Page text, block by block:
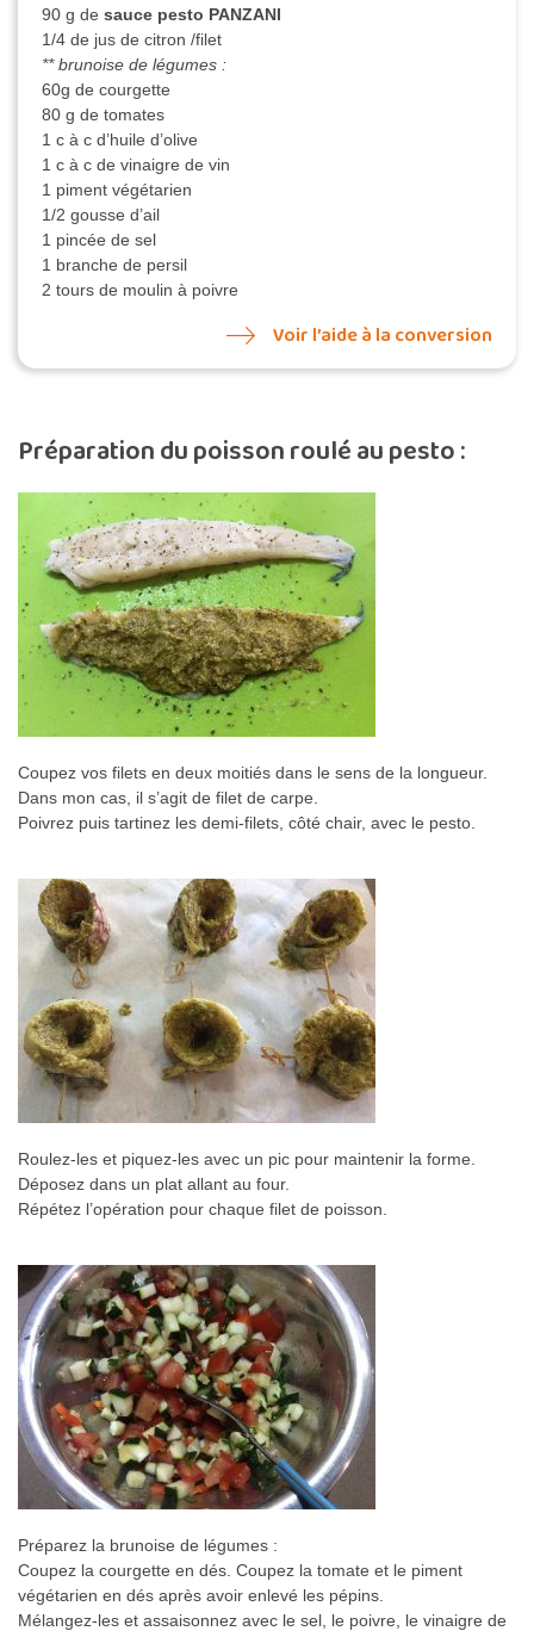
90 g de sauce pesto PANZANI
1/4 de jus de citron /filet
** brunoise de légumes :
60g de courgette
80 g de tomates
1 c à c d’huile d’olive
1 c à c de vinaigre de vin
1 piment végétarien
1/2 gousse d’ail
1 pincée de sel
1 branche de persil
2 tours de moulin à poivre
Voir l’aide à la conversion
Préparation du poisson roulé au pesto :
Coupez vos filets en deux moitiés dans le sens de la longueur.
Dans mon cas, il s’agit de filet de carpe.
Poivrez puis tartinez les demi-filets, côté chair, avec le pesto.
Roulez-les et piquez-les avec un pic pour maintenir la forme.
Déposez dans un plat allant au four.
Répétez l’opération pour chaque filet de poisson.
Préparez la brunoise de légumes :
Coupez la courgette en dés. Coupez la tomate et le piment
végétarien en dés après avoir enlevé les pépins.
Mélangez-les et assaisonnez avec le sel, le poivre, le vinaigre de